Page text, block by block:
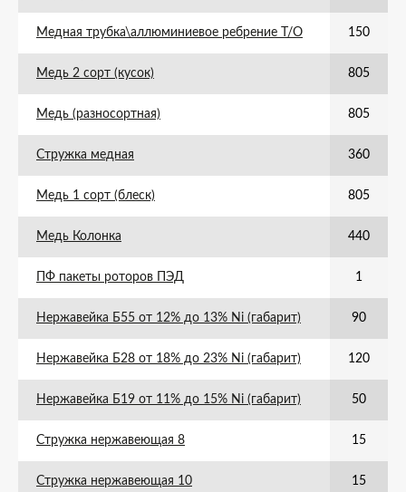
Медная трубка\аллюминиевое ребрение Т/О 150
Медь 2 сорт (кусок) 805
Медь (разносортная) 805
Стружка медная 360
Медь 1 сорт (блеск) 805
Медь Колонка 440
ПФ пакеты роторов ПЭД 1
Нержавейка Б55 от 12% до 13% Ni (габарит) 90
Нержавейка Б28 от 18% до 23% Ni (габарит) 120
Нержавейка Б19 от 11% до 15% Ni (габарит) 50
Стружка нержавеющая 8 15
Стружка нержавеющая 10 15